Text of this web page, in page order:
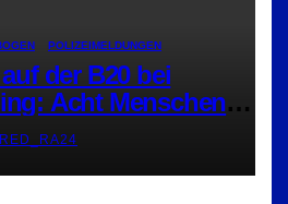
POLIZEIMELDUNGEN
der B20 bei
Acht Menschen
RED_RA24